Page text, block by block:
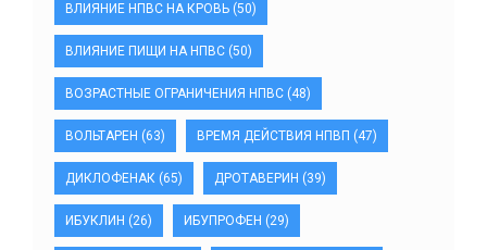
ВЛИЯНИЕ НПВС НА КРОВЬ (50)
ВЛИЯНИЕ ПИЩИ НА НПВС (50)
ВОЗРАСТНЫЕ ОГРАНИЧЕНИЯ НПВС (48)
ВОЛЬТАРЕН (63) ВРЕМЯ ДЕЙСТВИЯ НПВП (47)
ДИКЛОФЕНАК (65) ДРОТАВЕРИН (39)
ИБУКЛИН (26) ИБУПРОФЕН (29)